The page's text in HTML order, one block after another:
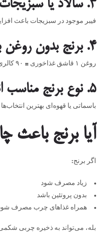
3. سالاد یا سبزیجات همراه آن مصرف کنید
فیبر موجود در سبزیجات باعث
4. برنج بدون روغن بپزید
روغن ۱ قاشق غذاخوری = ۹۰ کالری اضافه!
5. نوع برنج مناسب انتخاب کنید
باسماتی یا قهوه‌ای بهترین
آیا برنج
اگر برنج:
زیاد مصرف شود
بدون پروتئین باشد
همراه غذاهای چرب مصرف
بله، می‌تواند به ذخیره چربی